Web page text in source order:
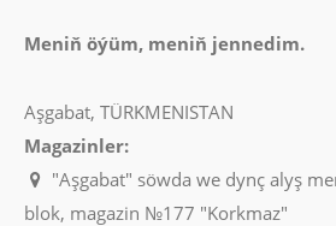
Meniň öýüm, meniň jennedim.
Aşgabat, TÜRKMENISTAN
Magazinler:
"Aşgabat" söwda we dynç alyş
blok, magazin №177 "Korkmaz"